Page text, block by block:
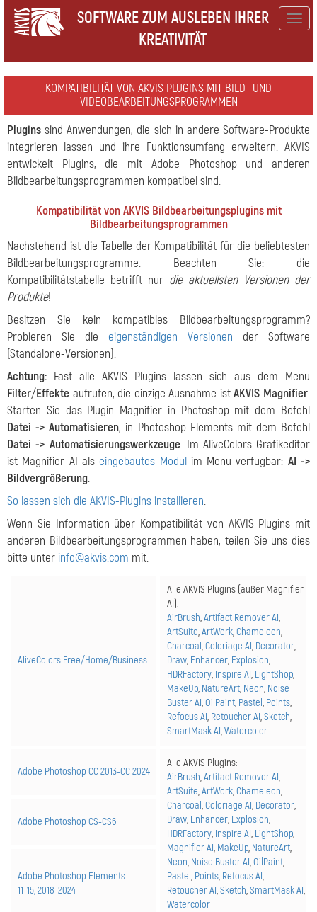
SOFTWARE ZUM AUSLEBEN IHRER
KREATIVITÄT
KOMPATIBILITÄT VON AKVIS PLUGINS MIT BILD- UND
VIDEOBEARBEITUNGSPROGRAMMEN
Plugins sind Anwendungen, die sich in andere Software-Produkte
integrieren lassen und ihre Funktionsumfang erweitern. AKVIS
entwickelt Plugins, die mit Adobe Photoshop und anderen
Bildbearbeitungsprogrammen kompatibel sind.
Kompatibilität von AKVIS Bildbearbeitungsplugins mit
Bildbearbeitungsprogrammen
Nachstehend ist die Tabelle der Kompatibilität für die beliebtesten
Bildbearbeitungsprogramme. Beachten Sie: die
Kompatibilitätstabelle betrifft nur die aktuellsten Versionen der
Produkte!
Besitzen Sie kein kompatibles Bildbearbeitungsprogramm?
Probieren Sie die eigenständigen Versionen der Software
(Standalone-Versionen).
Achtung: Fast alle AKVIS Plugins lassen sich aus dem Menü
Filter/Effekte aufrufen, die einzige Ausnahme istAKVIS Magnifier.
Starten Sie das Plugin Magnifier in Photoshop mit dem Befehl
Datei -> Automatisieren, in Photoshop Elements mit dem Befehl
Datei -> Automatisierungswerkzeuge. Im AliveColors-Grafikeditor
ist Magnifier AI als eingebautes Modulim Menü verfügbar: AI ->
Bildvergrößerung.
So lassen sich die AKVIS-Plugins installieren.
Wenn Sie Information über Kompatibilität von AKVIS Plugins mit
anderen Bildbearbeitungsprogrammen haben, teilen Sie uns dies
bitte unter info@akvis.com mit.
AliveColors Free/Home/Business
Alle AKVIS Plugins (außer Magnifier
AI):
AirBrush,Artifact Remover AI,
ArtSuite,ArtWork,Chameleon,
Charcoal,Coloriage AI, Decorator,
Draw, Enhancer, Explosion,
HDRFactory, Inspire AI, LightShop,
MakeUp, NatureArt, Neon, Noise
Buster AI,OilPaint, Pastel, Points,
Refocus AI, Retoucher AI,Sketch,
SmartMask AI,Watercolor
Adobe Photoshop CC 2013-CC 2024
Alle AKVIS Plugins:
AirBrush,Artifact Remover AI,
ArtSuite,ArtWork,Chameleon,
Charcoal,Coloriage AI, Decorator,
Draw, Enhancer, Explosion,
HDRFactory, Inspire AI, LightShop,
Magnifier AI, MakeUp, NatureArt,
Neon, Noise Buster AI,OilPaint,
Pastel, Points, Refocus AI,
Retoucher AI,Sketch,SmartMask AI,
Watercolor
Adobe Photoshop CS-CS6
Adobe Photoshop Elements
11-15, 2018-2024